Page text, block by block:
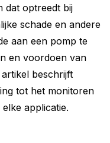
dat optreedt bij
schade en andere
aan een pomp te
en voordoen van
beschrijft
tot het monitoren
applicatie.